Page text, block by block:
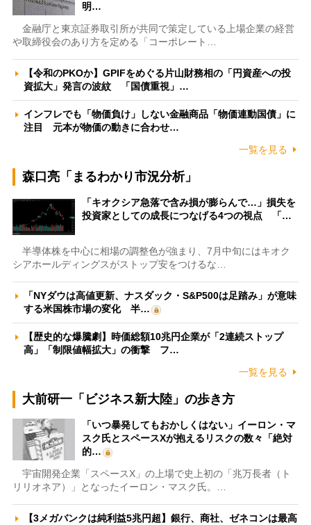
明…
金融庁と東京証券取引所が共同で策定している上場企業の経営
や取締役会のあり方を定める「コーポレート…
【令和のPKOか】GPIFをめぐる片山財務相の「円資産への投
資拡大」発言の波紋 「国債重視」…
インフレでも「物価負け」しない金融商品「物価連動国債」に
注目 元本が物価の動きに合わせ…
一覧を見る
森口亮「まるわかり市況分析」
「キオクシア急落で含み損が膨らんで…」損失を
投資家としての成長につなげる4つの視点 「…
半導体株を中心に相場の調整色が強まり、7月中旬にはキオク
シアホールディングスがストップ安をつけるな…
「NYダウは高値更新、ナスダック・S&P500は足踏み」が意味
する米国株市場の変化 半…
【歴史的な爆騰劇】時価総額10兆円企業が「2連続ストップ
高」「制限値幅拡大」の衝撃 フ…
一覧を見る
大前研一「ビジネス新大陸」の歩き方
「いつ暴発してもおかしくはない」イーロン・マ
スク氏とスペースXが抱えるリスクの数々「絶対
的…
宇宙開発企業「スペースX」の上場で史上初の「兆万長者（ト
リリオネア）」となったイーロン・マスク氏。…
【3メガバンクは純利益5兆円超】銀行、商社、ゼネコンは最高